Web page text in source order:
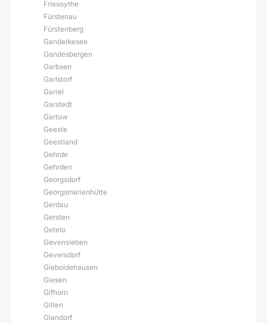
Friesoythe
Fürstenau
Fürstenberg
Ganderkesee
Gandesbergen
Garbsen
Garlstorf
Garrel
Garstedt
Gartow
Geeste
Geestland
Gehrde
Gehrden
Georgsdorf
Georgsmarienhütte
Gerdau
Gersten
Getelo
Gevensleben
Geversdorf
Gieboldehausen
Giesen
Gifhorn
Gilten
Glandorf